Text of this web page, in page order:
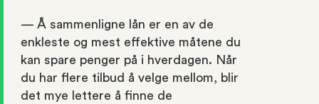
— Å sammenligne lån er en av de
enkleste og mest effektive måtene du
kan spare penger på i hverdagen. Når
du har flere tilbud å velge mellom, blir
det mye lettere å finne de